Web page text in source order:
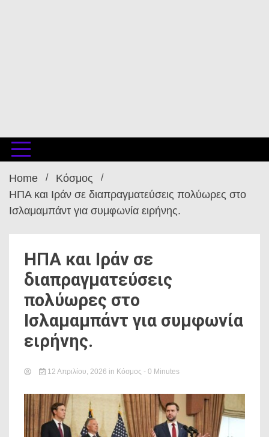
Home
Κόσμος
ΗΠΑ και Ιράν σε διαπραγματεύσεις πολύωρες στο
Ισλαμαμπάντ για συμφωνία ειρήνης.
ΗΠΑ και Ιράν σε
διαπραγματεύσεις
πολύωρες στο
Ισλαμαμπάντ για συμφωνία
ειρήνης.
12 Απριλίου, 2026 in Κόσμος - 0 Minutes